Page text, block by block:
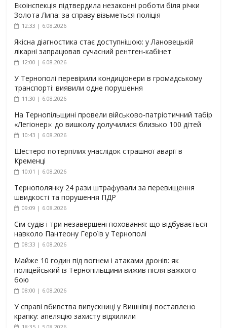
Екоінспекція підтвердила незаконні роботи біля річки
Золота Липа: за справу візьметься поліція
12:33 | 6.08.2026
Якісна діагностика стає доступнішою: у Лановецькій
лікарні запрацював сучасний рентген-кабінет
12:00 | 6.08.2026
У Тернополі перевірили кондиціонери в громадському
транспорті: виявили одне порушення
11:30 | 6.08.2026
На Тернопільщині провели військово-патріотичний табір
«Легіонер»: до вишколу долучилися близько 100 дітей
10:43 | 6.08.2026
Шестеро потерпілих унаслідок страшної аварії в
Кременці
10:01 | 6.08.2026
Тернополянку 24 рази штрафували за перевищення
швидкості та порушення ПДР
09:09 | 6.08.2026
Сім судів і три незавершені поховання: що відбувається
навколо Пантеону Героїв у Тернополі
08:33 | 6.08.2026
Майже 10 годин під вогнем і атаками дронів: як
поліцейський із Тернопільщини вижив після важкого
бою
08:00 | 6.08.2026
У справі вбивства випускниці у Вишнівці поставлено
крапку: апеляцію захисту відхилили